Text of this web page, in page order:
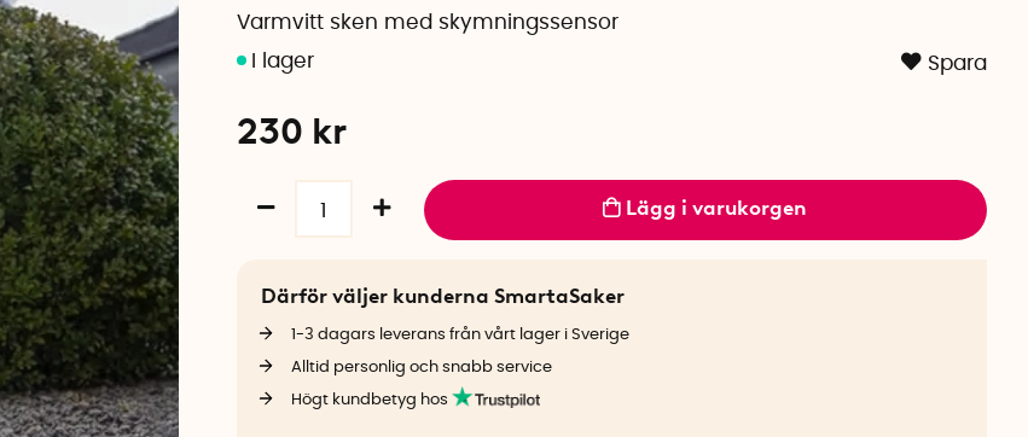
Varmvitt sken med skymningssensor
Spara
230 kr
Lägg i varukorgen
Därför väljer kunderna SmartaSaker
1-3 dagars leverans från vårt lager i Sverige
Alltid personlig och snabb service
Högt kundbetyg hos